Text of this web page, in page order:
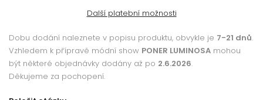
Další platební možnosti
Dobu dodání naleznete v popisu produktu, obvykle je 7-21 dnů.
Vzhledem k přípravě módní show PONER LUMINOSA mohou
být některé objednávky dodány až po 2.6.2026.
Děkujeme za pochopení.